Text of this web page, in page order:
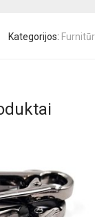
Kategorijos: